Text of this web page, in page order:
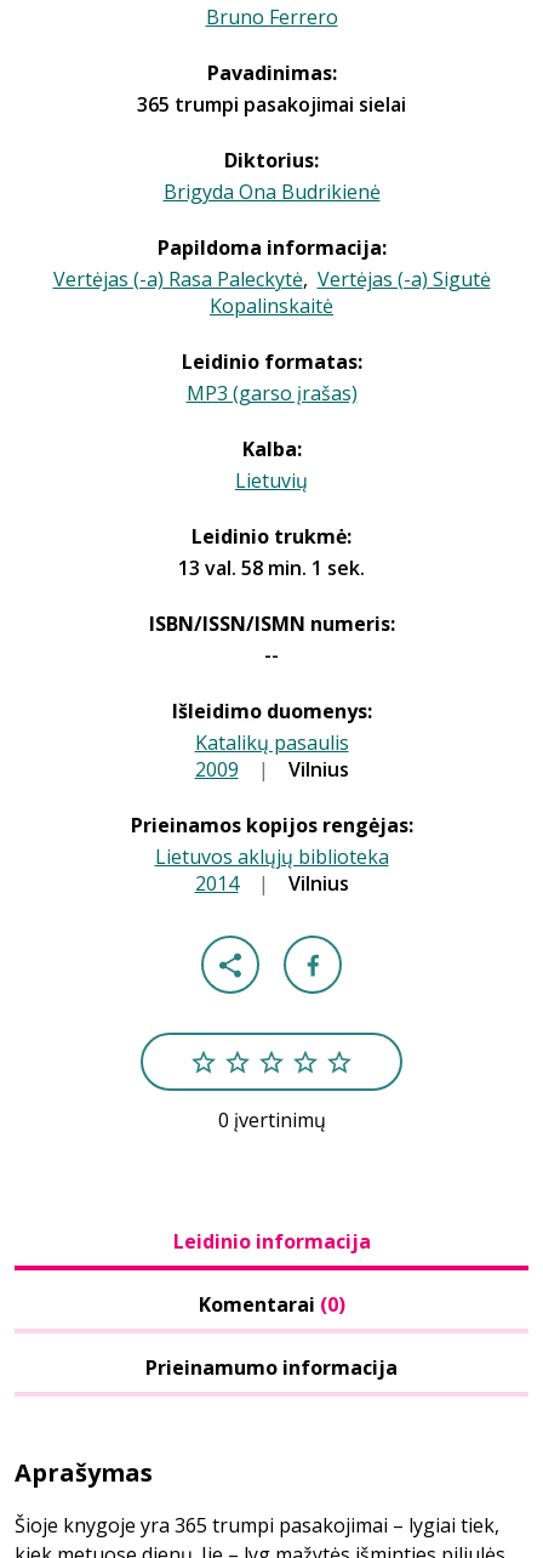
Bruno Ferrero
Pavadinimas:
365 trumpi pasakojimai sielai
Diktorius:
Brigyda Ona Budrikienė
Papildoma informacija:
Vertėjas (-a) Rasa Paleckytė, Vertėjas (-a) Sigutė
Kopalinskaitė
Leidinio formatas:
MP3 (garso įrašas)
Kalba:
Lietuvių
Leidinio trukmė:
13 val. 58 min. 1 sek.
ISBN/ISSN/ISMN numeris:
--
Išleidimo duomenys:
Katalikų pasaulis
2009 | Vilnius
Prieinamos kopijos rengėjas:
Lietuvos aklųjų biblioteka
2014 | Vilnius
0 įvertinimų
Leidinio informacija
Komentarai (0)
Prieinamumo informacija
Aprašymas
Šioje knygoje yra 365 trumpi pasakojimai – lygiai tiek,